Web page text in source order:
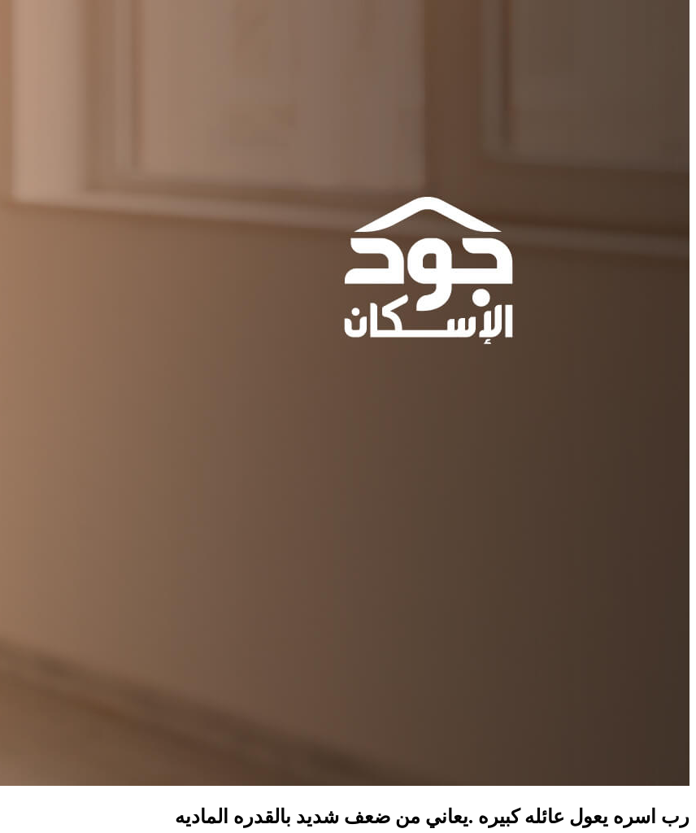
رب اسره يعول عائله كبيره .يعاني من ضعف شديد بالقدره الماديه